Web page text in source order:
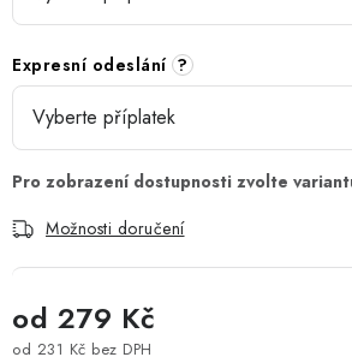
Expresní odeslání ?
Možnosti doručení
od 279 Kč
od 231 Kč bez DPH